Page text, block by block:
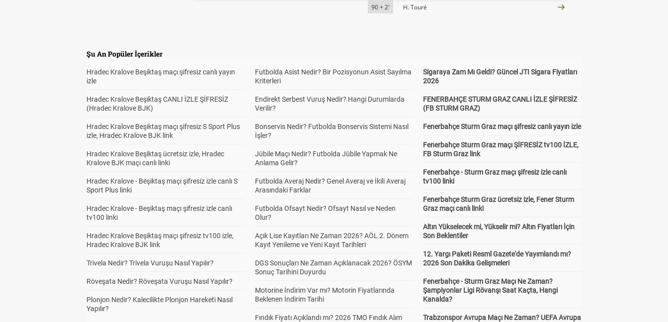
90 + 2'
H. Touré
Şu An Popüler İçerikler
Hradec Kralove Beşiktaş maçı şifresiz canlı yayın
izle
Hradec Kralove Beşiktaş CANLI İZLE ŞİFRESİZ
(Hradec Kralove BJK)
Hradec Kralove Beşiktaş maçı şifresiz S Sport Plus
izle, Hradec Kralove BJK link
Hradec Kralove Beşiktaş ücretsiz izle, Hradec
Kralove BJK maçı canlı linki
Hradec Kralove - Beşiktaş maçı şifresiz izle canlı S
Sport Plus linki
Hradec Kralove - Beşiktaş maçı şifresiz izle canlı
tv100 linki
Hradec Kralove Beşiktaş maçı şifresiz tv100 izle,
Hradec Kralove BJK link
Trivela Nedir? Trivela Vuruşu Nasıl Yapılır?
Röveşata Nedir? Röveşata Vuruşu Nasıl Yapılır?
Plonjon Nedir? Kalecilikte Plonjon Hareketi Nasıl
Yapılır?
Futbolda Asist Nedir? Bir Pozisyonun Asist Sayılma
Kriterleri
Endirekt Serbest Vuruş Nedir? Hangi Durumlarda
Verilir?
Bonservis Nedir? Futbolda Bonservis Sistemi Nasıl
İşler?
Jübile Maçı Nedir? Futbolda Jübile Yapmak Ne
Anlama Gelir?
Futbolda Averaj Nedir? Genel Averaj ve İkili Averaj
Arasındaki Farklar
Futbolda Ofsayt Nedir? Ofsayt Nasıl ve Neden
Olur?
Açık Lise Kayıtları Ne Zaman 2026? AÖL 2. Dönem
Kayıt Yenileme ve Yeni Kayıt Tarihleri
DGS Sonuçları Ne Zaman Açıklanacak 2026? ÖSYM
Sonuç Tarihini Duyurdu
Motorine İndirim Var mı? Motorin Fiyatlarında
Beklenen İndirim Tarihi
Fındık Fiyatı Açıklandı mı? 2026 TMO Fındık Alım
Sigaraya Zam Mı Geldi? Güncel JTI Sigara Fiyatları
2026
FENERBAHÇE STURM GRAZ CANLI İZLE ŞİFRESİZ
(FB STURM GRAZ)
Fenerbahçe Sturm Graz maçı şifresiz canlı yayın izle
Fenerbahçe Sturm Graz maçı ŞİFRESİZ tv100 İZLE,
FB Sturm Graz link
Fenerbahçe - Sturm Graz maçı şifresiz izle canlı
tv100 linki
Fenerbahçe Sturm Graz ücretsiz izle, Fener Sturm
Graz maçı canlı linki
Altın Yükselecek mi, Yükselir mi? Altın Fiyatları İçin
Son Beklentiler
12. Yargı Paketi Resmî Gazete'de Yayımlandı mı?
2026 Son Dakika Gelişmeleri
Fenerbahçe - Sturm Graz Maçı Ne Zaman?
Şampiyonlar Ligi Rövanşı Saat Kaçta, Hangi
Kanalda?
Trabzonspor Avrupa Maçı Ne Zaman? UEFA Avrupa